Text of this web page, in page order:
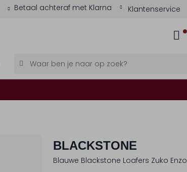
Betaal achteraf met Klarna Klantenservice
BLACKSTONE
Blauwe Blackstone Loafers Zuko Enzo